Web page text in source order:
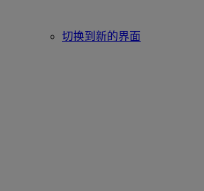
切换到新的界面